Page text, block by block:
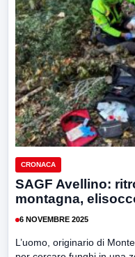
CRONACA
SAGF Avellino:
montagna,
6 NOVEMBRE 2025
L’uomo, originario di